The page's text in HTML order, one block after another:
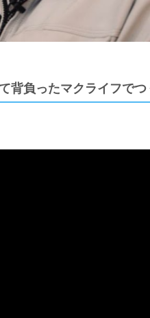
背負ったマクライフで